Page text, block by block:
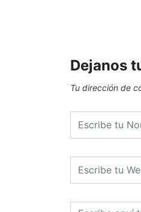
Dejanos
Tu dirección de